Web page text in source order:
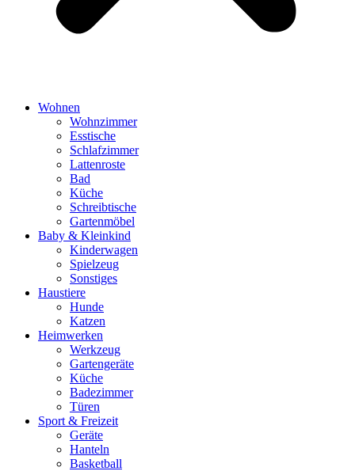
Wohnen
Wohnzimmer
Esstische
Schlafzimmer
Lattenroste
Bad
Küche
Schreibtische
Gartenmöbel
Baby & Kleinkind
Kinderwagen
Spielzeug
Sonstiges
Haustiere
Hunde
Katzen
Heimwerken
Werkzeug
Gartengeräte
Küche
Badezimmer
Türen
Sport & Freizeit
Geräte
Hanteln
Basketball